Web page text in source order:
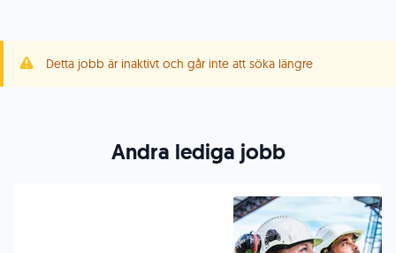
Detta jobb är inaktivt och går inte att söka längre
Andra lediga jobb